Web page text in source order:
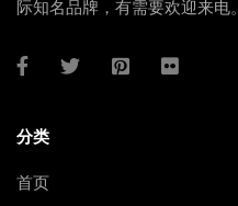
际知名品牌，有需要欢迎来电。
分类
首页